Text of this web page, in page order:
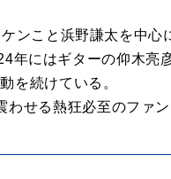
ンこと浜野謙太を中
にはギターの仰木亮
を続けている。
せる熱狂必至のファ